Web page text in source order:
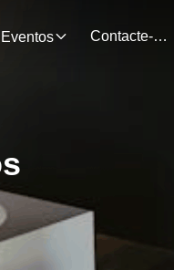
Eventos Contacte-Nos